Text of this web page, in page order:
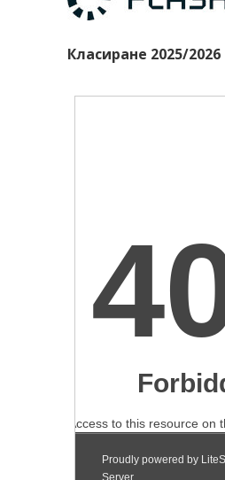
Класиране 2025/2026